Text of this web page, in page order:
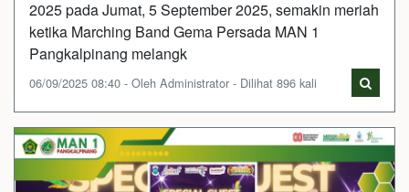
2025 pada Jumat, 5 September 2025, semakin meriah
ketika Marching Band Gema Persada MAN 1
Pangkalpinang melangk
06/09/2025 08:40 - Oleh Administrator - Dilihat 896 kali